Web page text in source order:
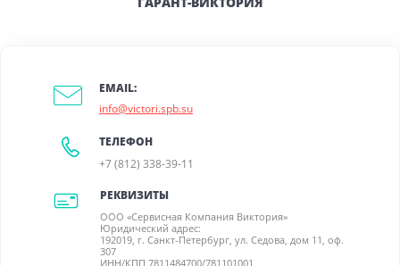
EMAIL:
info@victori.spb.su
ТЕЛЕФОН
+7 (812) 338-39-11
РЕКВИЗИТЫ
ООО «Сервисная Компания Виктория»
Юридический адрес:
192019, г. Санкт-Петербург, ул. Седова, дом 11, оф.
307
ИНН/КПП 7811484700/781101001